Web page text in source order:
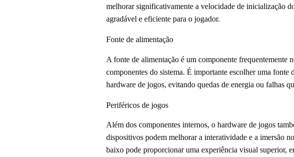
melhorar significativamente a velocidade de inicialização
agradável e eficiente para o jogador.
Fonte de alimentação
A fonte de alimentação é um componente frequentemente
componentes do sistema. É importante escolher uma
hardware de jogos, evitando quedas de energia ou falhas
Periféricos de jogos
Além dos componentes internos, o hardware de jogos
dispositivos podem melhorar a interatividade e a imersão
baixo pode proporcionar uma experiência visual superior,